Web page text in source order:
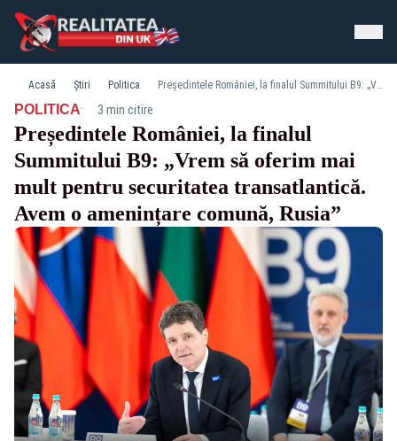
Acasă Știri Politica Președintele României, la finalul Summitului B9: „Vrem să oferim mai mult pentru securitatea transatlantică. Avem o amenințare comună, Rusia”
POLITICA· 3 min citire
Președintele României, la finalul
Summitului B9: „Vrem să oferim mai
mult pentru securitatea transatlantică.
Avem o amenințare comună, Rusia”